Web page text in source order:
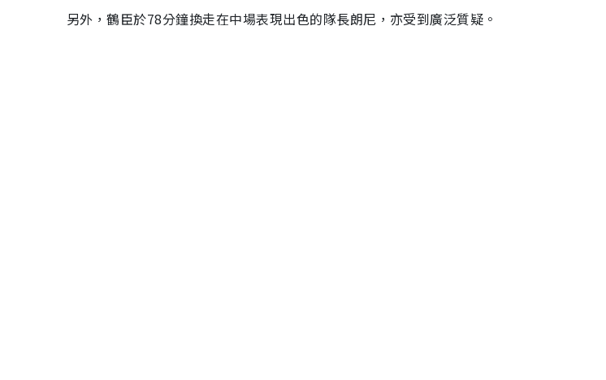
另外，鶴臣於78分鐘換走在中場表現出色的隊長朗尼，亦受到廣泛質疑。